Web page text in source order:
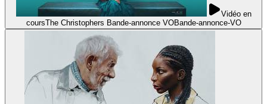
Vidéo en
coursThe Christophers Bande-annonce VOBande-annonce-VO